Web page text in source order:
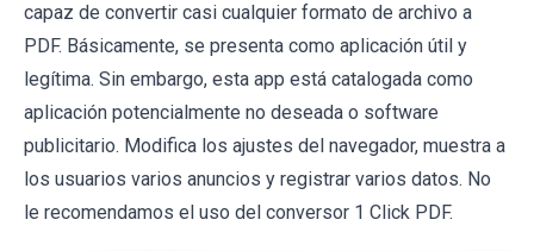
capaz de convertir casi cualquier formato de archivo a
PDF. Básicamente, se presenta como aplicación útil y
legítima. Sin embargo, esta app está catalogada como
aplicación potencialmente no deseada o software
publicitario. Modifica los ajustes del navegador, muestra a
los usuarios varios anuncios y registrar varios datos. No
le recomendamos el uso del conversor 1 Click PDF.